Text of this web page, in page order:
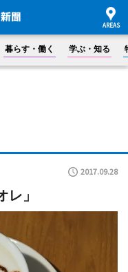
暮らす・働く 学ぶ・知る
2017.09.28
」